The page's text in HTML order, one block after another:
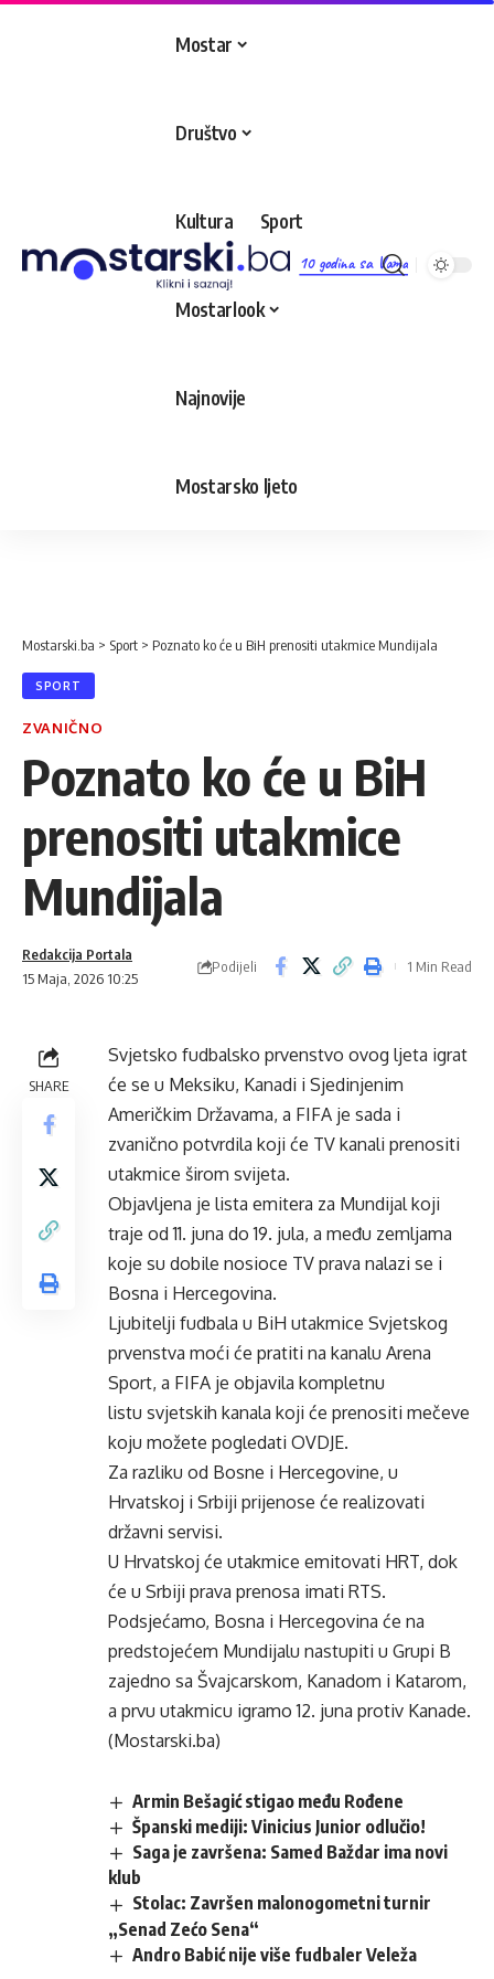
10 godina sa Vama
Mostar
Društvo
Kultura Sport
Mostarlook
Najnovije
Mostarsko ljeto
Mostarski.ba > Sport > Poznato ko će u BiH prenositi utakmice Mundijala
SPORT
ZVANIČNO
Poznato ko će u BiH
prenositi utakmice
Mundijala
15 Maja, 2026 10:25
Redakcija Portala
Podijeli 1 Min Read
SHARE
Svjetsko fudbalsko prvenstvo ovog ljeta igrat
će se u Meksiku, Kanadi i Sjedinjenim
Američkim Državama, a FIFA je sada i
zvanično potvrdila koji će TV kanali prenositi
utakmice širom svijeta.
Objavljena je lista emitera za Mundijal koji
traje od 11. juna do 19. jula, a među zemljama
koje su dobile nosioce TV prava nalazi se i
Bosna i Hercegovina.
Ljubitelji fudbala u BiH utakmice Svjetskog
prvenstva moći će pratiti na kanalu Arena
Sport, a FIFA je objavila kompletnu
listu svjetskih kanala koji će prenositi mečeve
koju možete pogledati OVDJE.
Za razliku od Bosne i Hercegovine, u
Hrvatskoj i Srbiji prijenose će realizovati
državni servisi.
U Hrvatskoj će utakmice emitovati HRT, dok
će u Srbiji prava prenosa imati RTS.
Podsjećamo, Bosna i Hercegovina će na
predstojećem Mundijalu nastupiti u Grupi B
zajedno sa Švajcarskom, Kanadom i Katarom,
a prvu utakmicu igramo 12. juna protiv Kanade.
(Mostarski.ba)
Armin Bešagić stigao među Rođene
Španski mediji: Vinicius Junior odlučio!
Saga je završena: Samed Baždar ima novi
klub
Stolac: Završen malonogometni turnir
„Senad Zećo Sena“
Andro Babić nije više fudbaler Veleža